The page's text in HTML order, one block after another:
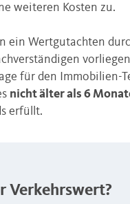
weiteren Kosten zu.
ein Wertgutachten
für den Immobilien-
nicht älter als 6
erfüllt.
Verkehrswert?